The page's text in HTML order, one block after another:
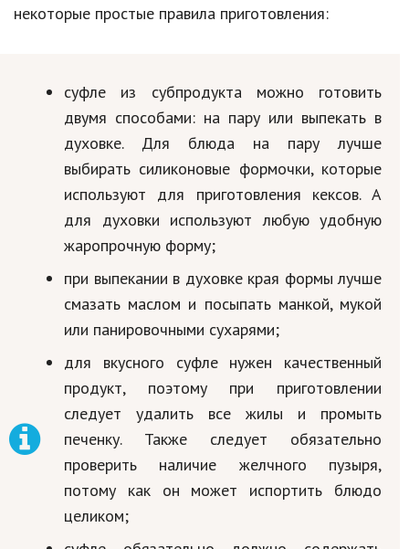
некоторые простые правила приготовления:
суфле из субпродукта можно готовить
двумя способами: на пару или выпекать в
духовке. Для блюда на пару лучше
выбирать силиконовые формочки, которые
используют для приготовления кексов. А
для духовки используют любую удобную
жаропрочную форму;
при выпекании в духовке края формы лучше
смазать маслом и посыпать манкой, мукой
или панировочными сухарями;
для вкусного суфле нужен качественный
продукт, поэтому при приготовлении
следует удалить все жилы и промыть
печенку. Также следует обязательно
проверить наличие желчного пузыря,
потому как он может испортить блюдо
целиком;